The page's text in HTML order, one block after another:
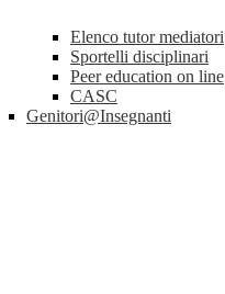
Elenco tutor mediatori
Sportelli disciplinari
Peer education on line
CASC
Genitori@Insegnanti